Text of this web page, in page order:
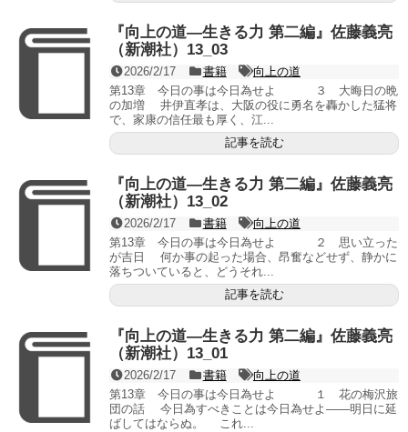
『向上の道―生きる力 第二編』佐藤義亮
（新潮社）13_03
2026/2/17 書籍
向上の道
第13章 今日の事は今日為せよ ３ 大晦日の晩
の加増 井伊直孝は、大阪の役に勇名を轟かした猛将
で、家康の信任最も厚く、江...
記事を読む
『向上の道―生きる力 第二編』佐藤義亮
（新潮社）13_02
2026/2/17 書籍
向上の道
第13章 今日の事は今日為せよ ２ 思い立った
が吉日 何か事の起った場合、昂奮などせず、静かに
落ちついていると、どうそれ...
記事を読む
『向上の道―生きる力 第二編』佐藤義亮
（新潮社）13_01
2026/2/17 書籍
向上の道
第13章 今日の事は今日為せよ １ 花の梅沢旅
団の話 今日為すべきことは今日為せよ――明日に延
ばしてはならぬ。 これ...